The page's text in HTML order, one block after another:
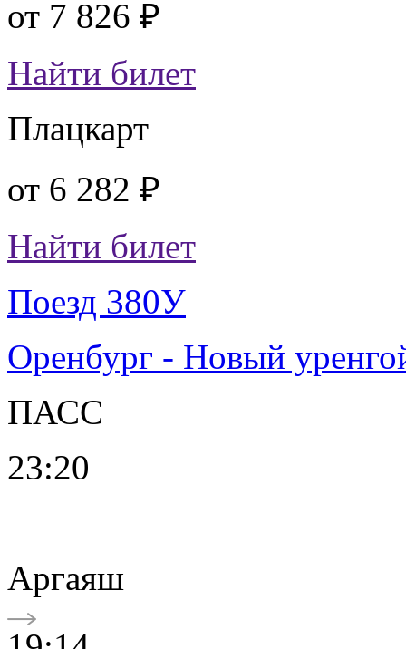
от 7 826 ₽
Найти билет
Плацкарт
от 6 282 ₽
Найти билет
Поезд 380У
Оренбург - Новый
ПАСС
23:20
Аргаяш